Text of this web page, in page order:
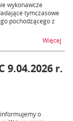
wykonawcze
tymczasowe
pochodzącego z
Więcej
9.04.2026 r.
o